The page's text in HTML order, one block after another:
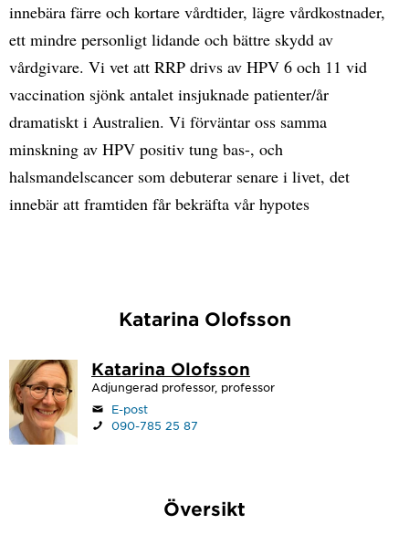
innebära färre och kortare vårdtider, lägre vårdkostnader,
ett mindre personligt lidande och bättre skydd av
vårdgivare. Vi vet att RRP drivs av HPV 6 och 11 vid
vaccination sjönk antalet insjuknade patienter/år
dramatiskt i Australien. Vi förväntar oss samma
minskning av HPV positiv tung bas-, och
halsmandelscancer som debuterar senare i livet, det
innebär att framtiden får bekräfta vår hypotes
Katarina Olofsson
Katarina Olofsson
Adjungerad professor, professor
E-post
090-785 25 87
Översikt